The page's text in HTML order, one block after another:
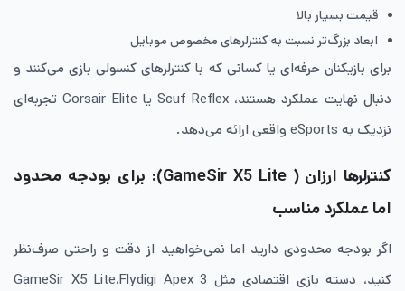
قیمت بسیار بالا
ابعاد بزرگ‌تر نسبت به کنترلرهای مخصوص موبایل
برای بازیکنان حرفه‌ای یا کسانی که با کنترلرهای کنسولی بازی می‌کنند و
دنبال نهایت عملکرد هستند، Scuf Reflex یا Corsair Elite تجربه‌ای
نزدیک به eSports واقعی ارائه می‌دهد.
کنترلرها ارزان ( GameSir X5 Lite): برای بودجه محدود
اما عملکرد مناسب
اگر بودجه محدودی دارید اما نمی‌خواهید از دقت و راحتی صرف‌نظر
کنید، دسته بازی اقتصادی مثل GameSir X5 Lite،Flydigi Apex 3